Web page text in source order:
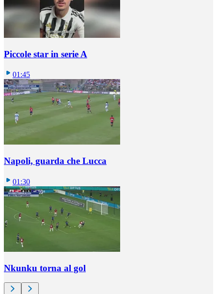
Piccole star in serie A
01:45
Napoli, guarda che Lucca
01:30
Nkunku torna al gol